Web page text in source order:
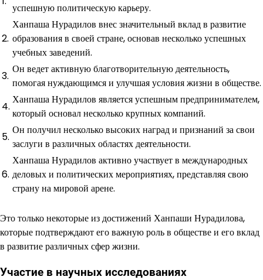
успешную политическую карьеру.
2.
Ханпаша Нурадилов внес значительный вклад в развитие
образования в своей стране, основав несколько успешных
учебных заведений.
3.
Он ведет активную благотворительную деятельность,
помогая нуждающимся и улучшая условия жизни в обществе.
4.
Ханпаша Нурадилов является успешным предпринимателем,
который основал несколько крупных компаний.
5.
Он получил несколько высоких наград и признаний за свои
заслуги в различных областях деятельности.
6.
Ханпаша Нурадилов активно участвует в международных
деловых и политических мероприятиях, представляя свою
страну на мировой арене.
Это только некоторые из достижений Ханпаши Нурадилова,
которые подтверждают его важную роль в обществе и его вклад
в развитие различных сфер жизни.
Участие в научных исследованиях